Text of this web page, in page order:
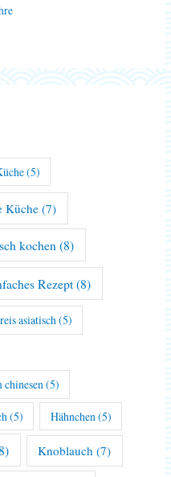
(5)
Küche (7)
kochen (8)
Rezept(8)
asiatisch(5)
chinesen (5)
(5) Hähnchen (5)
Knoblauch (7)